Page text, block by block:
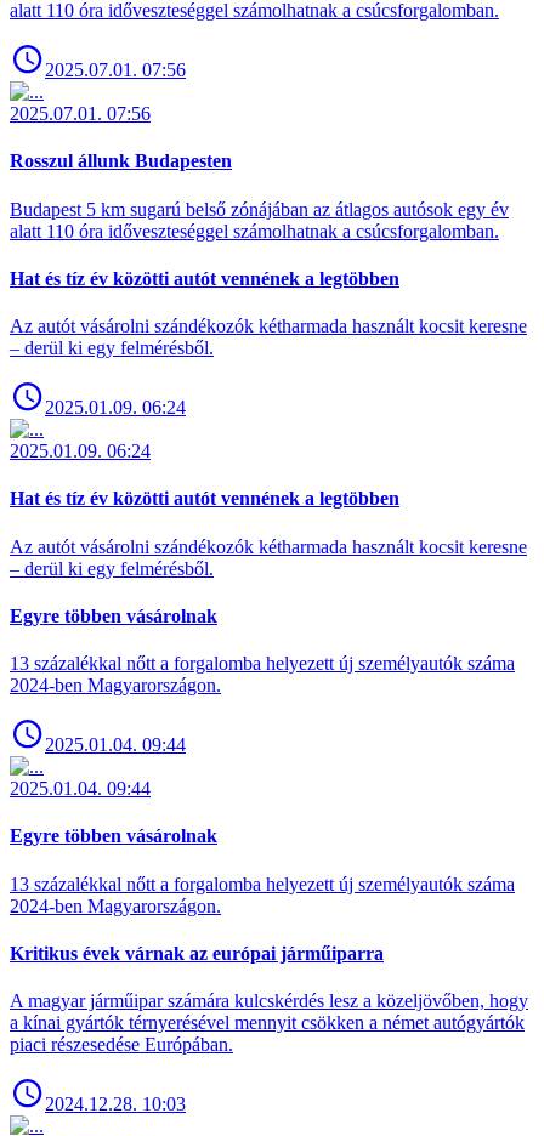
alatt 110 óra időveszteséggel számolhatnak a csúcsforgalomban.
2025.07.01. 07:56
2025.07.01. 07:56
Rosszul állunk Budapesten
Budapest 5 km sugarú belső zónájában az átlagos autósok egy év
alatt 110 óra időveszteséggel számolhatnak a csúcsforgalomban.
Hat és tíz év közötti autót vennének a legtöbben
Az autót vásárolni szándékozók kétharmada használt kocsit keresne
– derül ki egy felmérésből.
2025.01.09. 06:24
2025.01.09. 06:24
Hat és tíz év közötti autót vennének a legtöbben
Az autót vásárolni szándékozók kétharmada használt kocsit keresne
– derül ki egy felmérésből.
Egyre többen vásárolnak
13 százalékkal nőtt a forgalomba helyezett új személyautók száma
2024-ben Magyarországon.
2025.01.04. 09:44
2025.01.04. 09:44
Egyre többen vásárolnak
13 százalékkal nőtt a forgalomba helyezett új személyautók száma
2024-ben Magyarországon.
Kritikus évek várnak az európai járműiparra
A magyar járműipar számára kulcskérdés lesz a közeljövőben, hogy
a kínai gyártók térnyerésével mennyit csökken a német autógyártók
piaci részesedése Európában.
2024.12.28. 10:03